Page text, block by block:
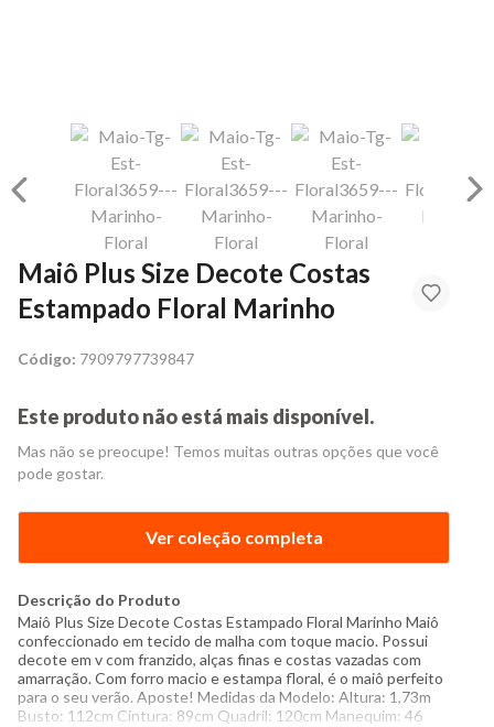
Maiô Plus Size Decote Costas
Estampado Floral Marinho
Código: 7909797739847
Este produto não está mais disponível.
Mas não se preocupe! Temos muitas outras opções que você
pode gostar.
Ver coleção completa
Descrição do Produto
Maiô Plus Size Decote Costas Estampado Floral Marinho Maiô
confeccionado em tecido de malha com toque macio. Possui
decote em v com franzido, alças finas e costas vazadas com
amarração. Com forro macio e estampa floral, é o maiô perfeito
para o seu verão. Aposte! Medidas da Modelo: Altura: 1,73m
Busto: 112cm Cintura: 89cm Quadril: 120cm Manequim: 46